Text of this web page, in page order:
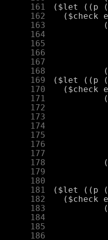
    161
    162
    163
    164
    165
    166
    167
    168
    169
    170
    171
    172
    173
    174
    175
    176
    177
    178
    179
    180
    181
    182
    183
    184
    185
    186